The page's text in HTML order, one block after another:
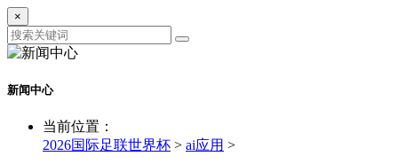
×
新闻中心
当前位置：
2026国际足联世界杯 > ai应用 >